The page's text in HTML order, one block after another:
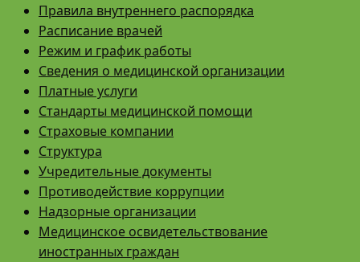
Правила внутреннего распорядка
Расписание врачей
Режим и график работы
Сведения о медицинской организации
Платные услуги
Стандарты медицинской помощи
Страховые компании
Структура
Учредительные документы
Противодействие коррупции
Надзорные организации
Медицинское освидетельствование
иностранных граждан